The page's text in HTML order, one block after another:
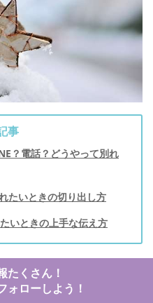
事
？電話？どうやって別れ
たいときの切り出し方
いときの上手な伝え方
たくさん！
ォローしよう！